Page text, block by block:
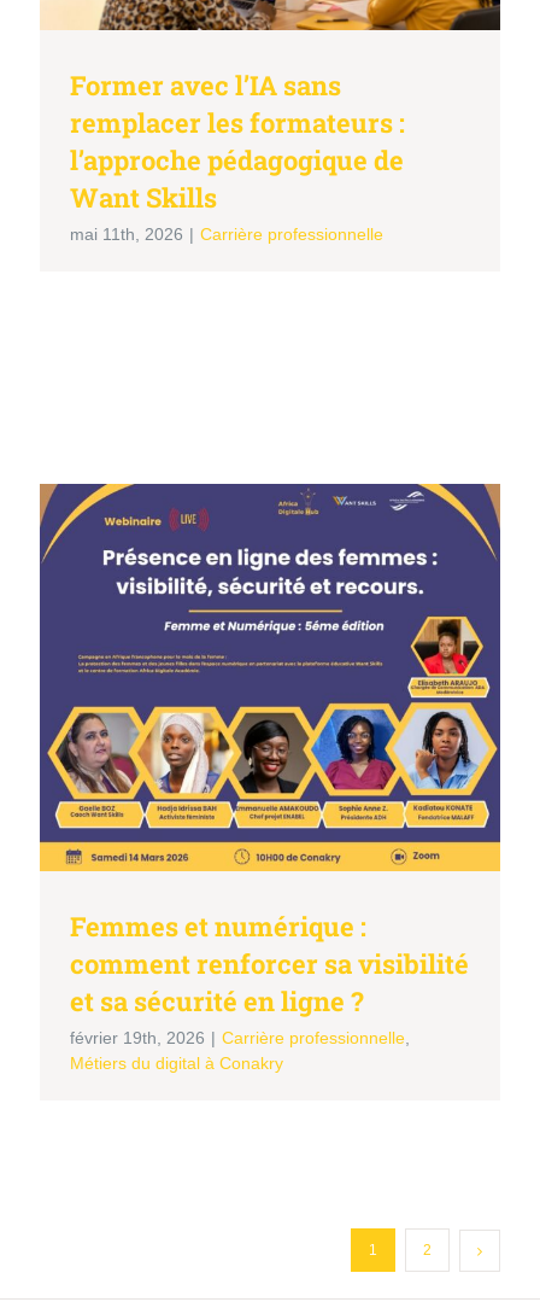
Former avec l’IA sans
remplacer les formateurs :
l’approche pédagogique de
Want Skills
mai 11th, 2026 | Carrière professionnelle
Femmes et numérique :
comment renforcer sa visibilité
et sa sécurité en ligne ?
février 19th, 2026 | Carrière professionnelle,
Métiers du digital à Conakry
1 2